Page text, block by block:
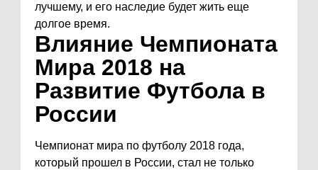
лучшему, и его наследие будет жить еще
долгое время.
Влияние Чемпионата
Мира 2018 на
Развитие Футбола в
России
Чемпионат мира по футболу 2018 года,
который прошел в России, стал не только